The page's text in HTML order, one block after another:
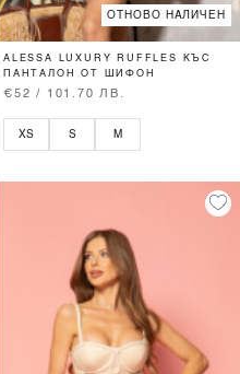
ОТНОВО НАЛИЧЕН
ALESSA LUXURY RUFFLES КЪС
ПАНТАЛОН ОТ ШИФОН
€52 / 101.70 ЛВ.
XS S M